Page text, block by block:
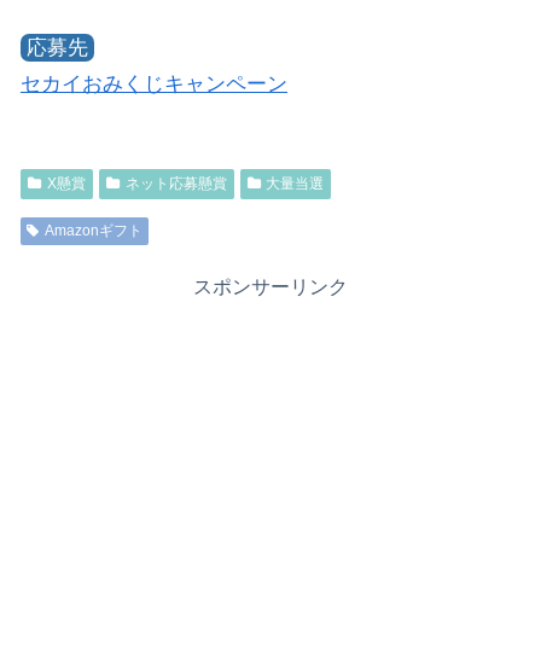
応募先
セカイおみくじキャンペーン
X懸賞 ネット応募懸賞 大量当選
Amazonギフト
スポンサーリンク